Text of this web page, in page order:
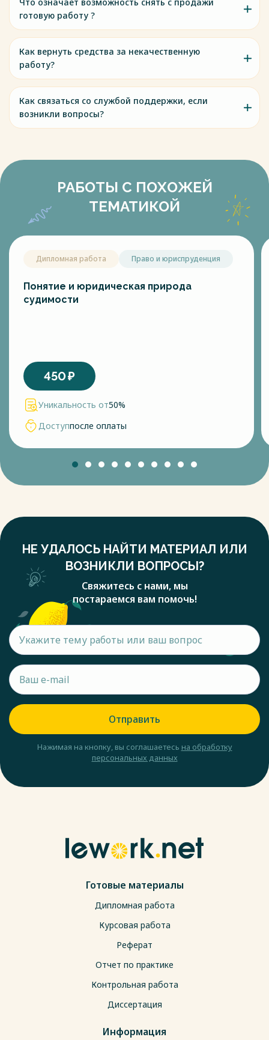
готовую работу ?
Как вернуть средства за некачественную
работу?
Как связаться со службой поддержки, если
возникли вопросы?
РАБОТЫ С ПОХОЖЕЙ
ТЕМАТИКОЙ
Дипломная работа Право и юриспруденция
Понятие и юридическая природа
судимости
450₽
Уникальность от50%
Доступпосле оплаты
НЕ УДАЛОСЬ НАЙТИ МАТЕРИАЛ ИЛИ
ВОЗНИКЛИ ВОПРОСЫ?
Свяжитесь с нами, мы
постараемся вам помочь!
Отправить
Нажимая на кнопку, вы соглашаетесь на обработку
персональных данных
Готовые материалы
Дипломная работа
Курсовая работа
Реферат
Отчет по практике
Контрольная работа
Диссертация
Информация